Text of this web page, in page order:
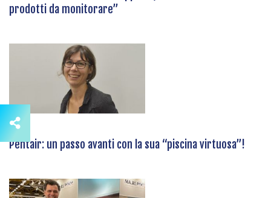
prodotti da monitorare”
Pentair: un passo avanti con la sua “piscina virtuosa”!